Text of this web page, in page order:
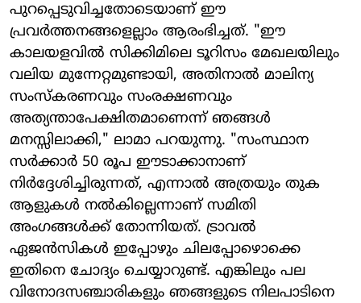
പുറപ്പെടുവിച്ചതോടെയാണ് ഈ
പ്രവർത്തനങ്ങളെല്ലാം ആരംഭിച്ചത്. "ഈ
കാലയളവിൽ സിക്കിമിലെ ടൂറിസം മേഖലയിലും
വലിയ മുന്നേറ്റമുണ്ടായി, അതിനാൽ മാലിന്യ
സംസ്കരണവും സംരക്ഷണവും
അത്യന്താപേക്ഷിതമാണെന്ന് ഞങ്ങൾ
മനസ്സിലാക്കി," ലാമാ പറയുന്നു. "സംസ്ഥാന
സർക്കാർ 50 രൂപ ഈടാക്കാനാണ്
നിർദ്ദേശിച്ചിരുന്നത്, എന്നാൽ അത്രയും തുക
ആളുകൾ നൽകില്ലെന്നാണ് സമിതി
അംഗങ്ങൾക്ക് തോന്നിയത്. ട്രാവൽ
ഏജൻസികൾ ഇപ്പോഴും ചിലപ്പോഴൊക്കെ
ഇതിനെ ചോദ്യം ചെയ്യാറുണ്ട്. എങ്കിലും പല
വിനോദസഞ്ചാരികളും ഞങ്ങളുടെ നിലപാടിനെ